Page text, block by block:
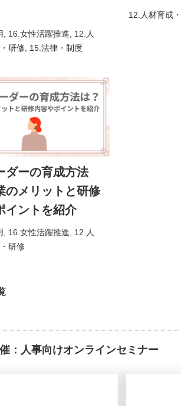
, 16.女性活躍推進, 12.人
研修, 15.法律・制度
12.人材育成
ダーの育成方法
のメリットと研修
イントを紹介
16.女性活躍推進
12.人
研修
：人事向けオンラインセミナー